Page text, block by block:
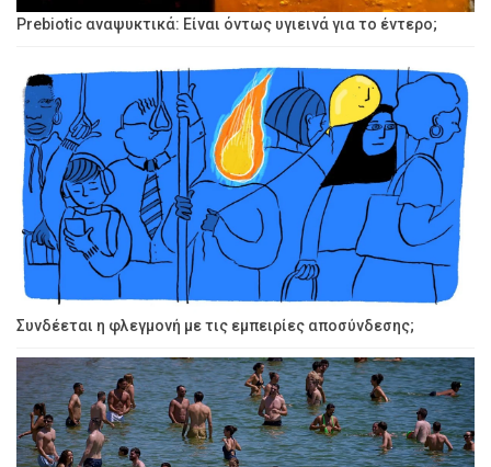
Prebiotic αναψυκτικά: Είναι όντως υγιεινά για το έντερο;
Συνδέεται η φλεγμονή με τις εμπειρίες αποσύνδεσης;